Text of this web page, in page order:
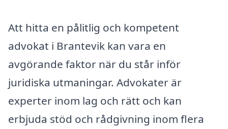
Att hitta en pålitlig och kompetent
advokat i Brantevik kan vara en
avgörande faktor när du står inför
juridiska utmaningar. Advokater är
experter inom lag och rätt och kan
erbjuda stöd och rådgivning inom flera